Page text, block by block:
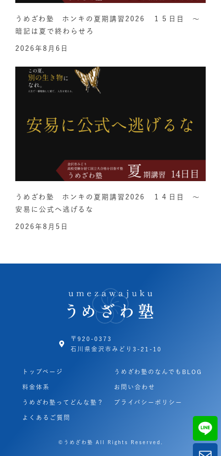
うめざわ塾 ホンキの夏期講習2026 １５日目 ～
暗記は夏で終わらせろ
2026年8月6日
うめざわ塾 ホンキの夏期講習2026 １４日目 ～
安易に公式へ逃げるな
2026年8月5日
〒920-0373
石川県金沢市みどり3-21-10
トップページ
料金体系
うめざわ塾ってどんな塾？
よくあるご質問
うめざわ塾のなんでもBLOG
お問い合わせ
プライバシーポリシー
©うめざわ塾 All Rights Reserved.